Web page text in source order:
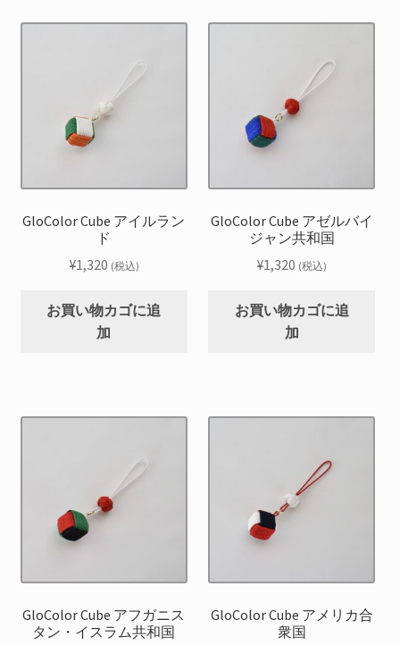
GloColor Cube アイルラン
ド
¥1,320 (税込)
お買い物カゴに追
加
GloColor Cube アゼルバイ
ジャン共和国
¥1,320 (税込)
お買い物カゴに追
加
GloColor Cube アフガニス
タン・イスラム共和国
GloColor Cube アメリカ合
衆国